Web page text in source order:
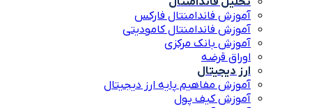
آموزش فاندامنتال فارکس
آموزش فاندامنتال کامودیتی
آموزش بانک مرکزی
اوراق قرضه
ارز دیجیتال
آموزش مفاهیم پایه ارز دیجیتال
آموزش کیف پول